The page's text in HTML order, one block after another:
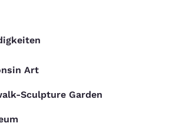
Art
Sculpture Garden